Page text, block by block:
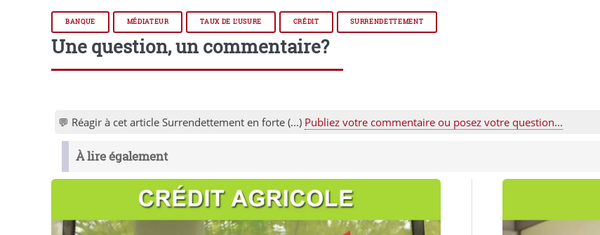
BANQUE MÉDIATEUR TAUX DE L’USURE CRÉDIT SURRENDETTEMENT
Une question, un commentaire?
💬 Réagir à cet article Surrendettement en forte (...) Publiez votre commentaire ou posez votre question...
À lire également